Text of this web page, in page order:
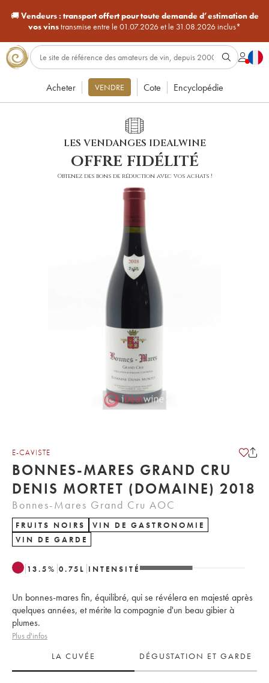
🚚Vendeurs : transport offert pour toute demande d’estimation de
vos vinstransmise entre le 01.07.2026 et le 31.08.2026 inclus*
Acheter VENDRE Cote Encyclopédie
LES VENDANGES IDEALWINE
offre fidélité
Obtenez des bons de réduction avec vos achats !
E-CAVISTE
BONNES-MARES GRAND CRU
DENIS MORTET (DOMAINE) 2018
Bonnes-Mares Grand Cru AOC
FRUITS NOIRS
VIN DE GASTRONOMIE
VIN DE GARDE
13.5% 0.75 L INTENSITÉ
Un bonnes-mares fin, équilibré, qui se révélera en majesté après
quelques années, et mérite la compagnie d'un beau gibier à
plumes.
Plus d'infos
LA CUVÉE
DÉGUSTATION ET GARDE